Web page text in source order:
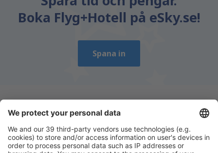
Boka Flyg+Hotell på eSky.se!
Spana in